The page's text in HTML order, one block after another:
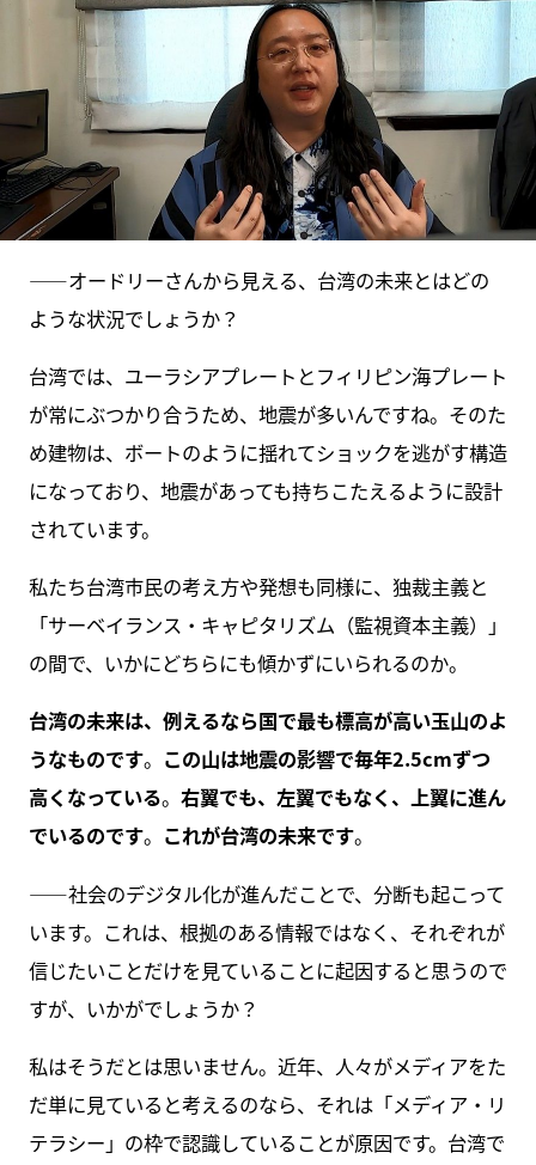
――オードリーさんから見える、台湾の未来とはどの
ような状況でしょうか？
台湾では、ユーラシアプレートとフィリピン海プレート
が常にぶつかり合うため、地震が多いんですね。そのた
め建物は、ボートのように揺れてショックを逃がす構造
になっており、地震があっても持ちこたえるように設計
されています。
私たち台湾市民の考え方や発想も同様に、独裁主義と
「サーベイランス・キャピタリズム（監視資本主義）」
の間で、いかにどちらにも傾かずにいられるのか。
台湾の未来は、例えるなら国で最も標高が高い玉山のよ
うなものです。 この山は地震の影響で毎年2.5cmずつ
高くなっている。 右翼でも、左翼でもなく、上翼に進ん
でいるのです。 これが台湾の未来です。
――社会のデジタル化が進んだことで、分断も起こって
います。これは、根拠のある情報ではなく、それぞれが
信じたいことだけを見ていることに起因すると思うので
すが、いかがでしょうか？
私はそうだとは思いません。近年、人々がメディアをた
だ単に見ていると考えるのなら、それは「メディア・リ
テラシー」の枠で認識していることが原因です。台湾で